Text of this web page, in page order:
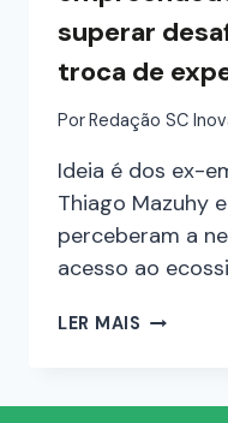
superar
troca de
Por Redação SC
Ideia é dos ex-
Thiago Mazuhy
perceberam a
acesso ao
LER MAIS